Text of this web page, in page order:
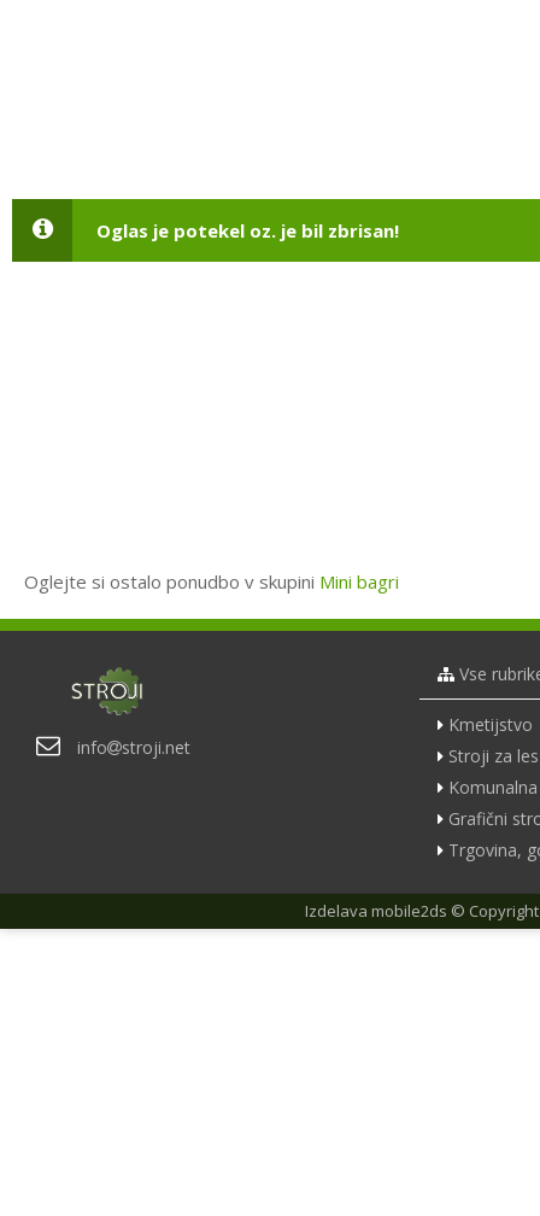
Oglas je potekel oz. je bil zbrisan!
Oglejte si ostalo ponudbo v skupini Mini bagri
info stroji.net
Vse
Kmetijstvo
Stroji za les
Grafični
Trgovina,
Izdelava mobile2ds ©